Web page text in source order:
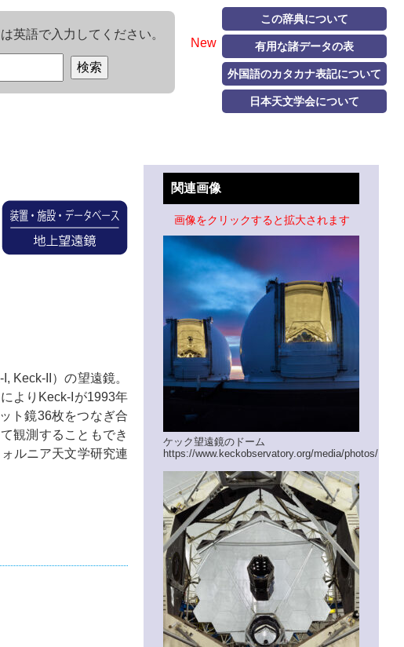
New
この辞典について
有用な諸データの表
外国語のカタカナ表記について
日本天文学会について
英語で入力してください。
Keck-II）の望遠鏡。
よりKeck-Iが1993年
ト鏡36枚をつなぎ合
観測することもでき
ルニア天文学研究連
関連画像
画像をクリックすると拡大されます
ケック望遠鏡のドーム
https://www.keckobservatory.org/media/photos/